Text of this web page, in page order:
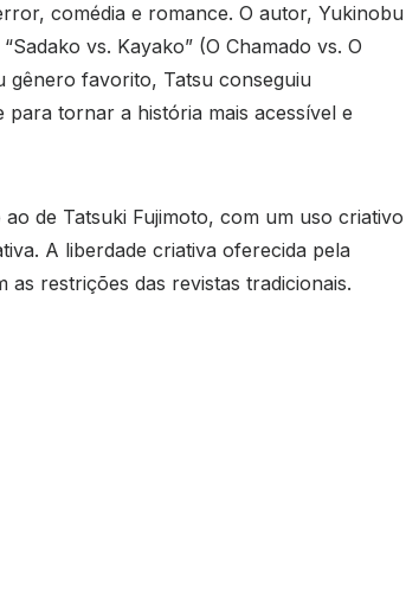
comédia e romance. O autor, Yukinobu
vs. Kayako” (O Chamado vs. O
gênero favorito, Tatsu conseguiu
tornar a história mais acessível e
de Tatsuki Fujimoto, com um uso criativo
A liberdade criativa oferecida pela
restrições das revistas tradicionais.